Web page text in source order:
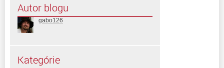
Autor blogu
gabo126
Kategórie